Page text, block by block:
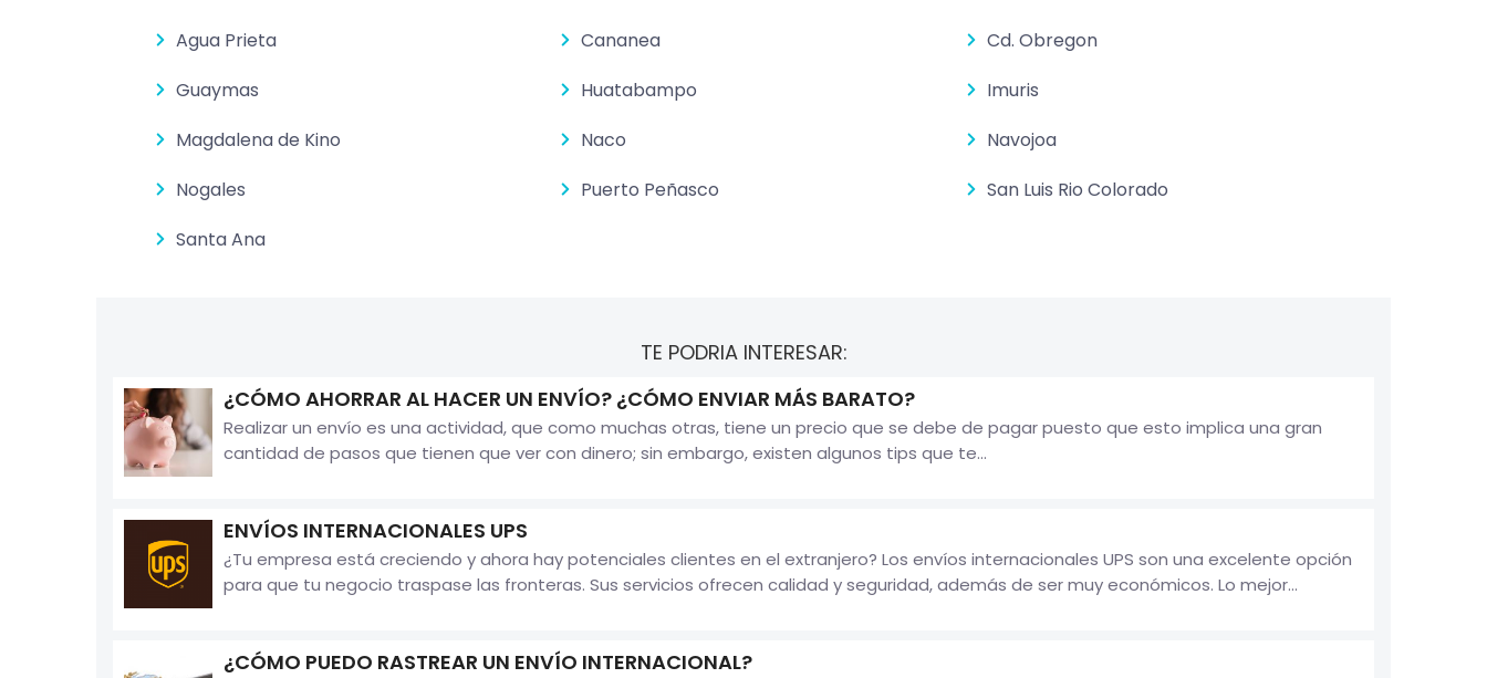
Agua Prieta Cananea
Cd. Obregon
Guaymas
Huatabampo
Imuris
Magdalena de Kino
Naco
Navojoa
Nogales
Puerto Peñasco
San Luis Rio Colorado
Santa Ana
TE PODRIA INTERESAR:
¿CÓMO AHORRAR AL HACER UN ENVÍO? ¿CÓMO ENVIAR MÁS BARATO?
Realizar un envío es una actividad, que como muchas otras, tiene un precio que se debe de pagar puesto que esto implica una gran
cantidad de pasos que tienen que ver con dinero; sin embargo, existen algunos tips que te...
ENVÍOS INTERNACIONALES UPS
¿Tu empresa está creciendo y ahora hay potenciales clientes en el extranjero? Los envíos internacionales UPS son una excelente opción
para que tu negocio traspase las fronteras. Sus servicios ofrecen calidad y seguridad, además de ser muy económicos. Lo mejor...
¿CÓMO PUEDO RASTREAR UN ENVÍO INTERNACIONAL?